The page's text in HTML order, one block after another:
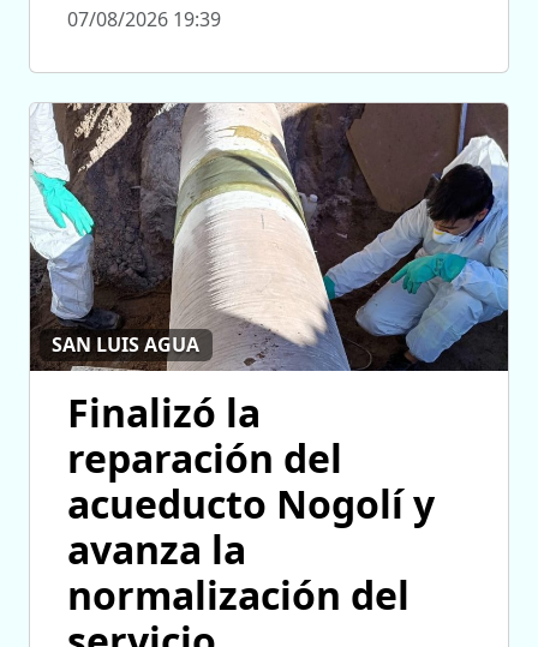
07/08/2026 19:39
SAN LUIS AGUA
Finalizó la
reparación del
acueducto Nogolí y
avanza la
normalización del